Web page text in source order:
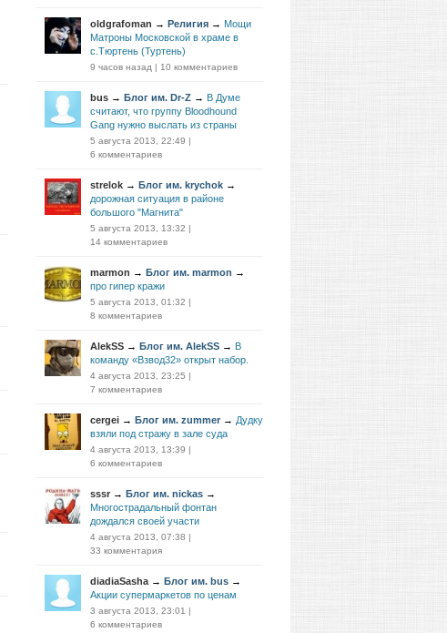
oldgrafoman → Религия → Мощи
Матроны Московской в храме в
с.Тюртень (Туртень)
9 часов назад | 10 комментариев
bus → Блог им. Dr-Z → В Думе
считают, что группу Bloodhound
Gang нужно выслать из страны
5 августа 2013, 22:49 |
6 комментариев
strelok → Блог им. krychok →
дорожная ситуация в районе
большого "Магнита"
5 августа 2013, 13:32 |
14 комментариев
marmon → Блог им. marmon →
про гипер кражи
5 августа 2013, 01:32 |
8 комментариев
AlekSS → Блог им. AlekSS → В
команду «Взвод32» открыт набор.
4 августа 2013, 23:25 |
7 комментариев
cergei → Блог им. zummer → Дудку
взяли под стражу в зале суда
4 августа 2013, 13:39 |
6 комментариев
sssr → Блог им. nickas →
Многострадальный фонтан
дождался своей участи
4 августа 2013, 07:38 |
33 комментария
diadiaSasha → Блог им. bus →
Акции супермаркетов по ценам
3 августа 2013, 23:01 |
6 комментариев